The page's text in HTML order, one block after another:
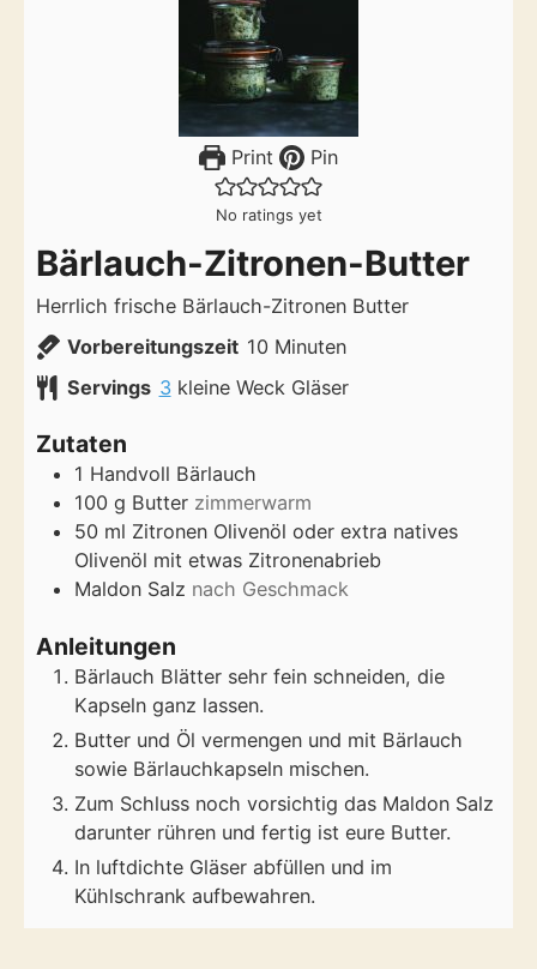
Print Pin
No ratings yet
Bärlauch-Zitronen-Butter
Herrlich frische Bärlauch-Zitronen Butter
Vorbereitungszeit 10Minuten
Minuten
Servings 3 kleine Weck Gläser
Zutaten
1 Handvoll Bärlauch
100 g Butter zimmerwarm
50 ml Zitronen Olivenöl oder extra natives
Olivenöl mit etwas Zitronenabrieb
Maldon Salz nach Geschmack
Anleitungen
Bärlauch Blätter sehr fein schneiden, die
Kapseln ganz lassen.
Butter und Öl vermengen und mit Bärlauch
sowie Bärlauchkapseln mischen.
Zum Schluss noch vorsichtig das Maldon Salz
darunter rühren und fertig ist eure Butter.
In luftdichte Gläser abfüllen und im
Kühlschrank aufbewahren.